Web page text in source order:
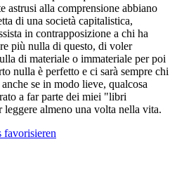
astrusi alla comprensione abbiano
di una società capitalistica,
in contrapposizione a chi ha
più nulla di questo, di voler
di materiale o immateriale per poi
nulla è perfetto e ci sarà sempre chi
se in modo lieve, qualcosa
a far parte dei miei "libri
almeno una volta nella vita.
favorisieren